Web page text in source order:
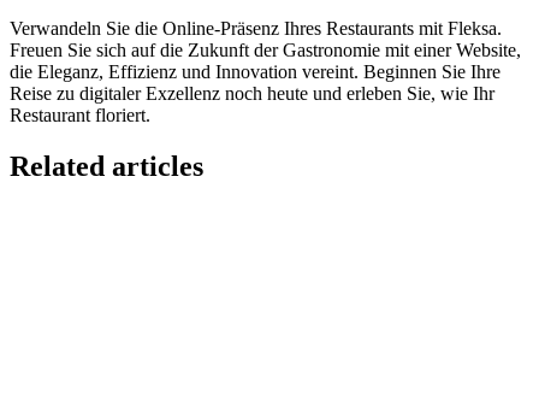
Verwandeln Sie die Online-Präsenz Ihres Restaurants mit Fleksa.
Freuen Sie sich auf die Zukunft der Gastronomie mit einer Website,
die Eleganz, Effizienz und Innovation vereint. Beginnen Sie Ihre
Reise zu digitaler Exzellenz noch heute und erleben Sie, wie Ihr
Restaurant floriert.
Related articles